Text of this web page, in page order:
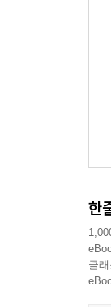
거
제
안
(3
없
다
휴
뿐
현
한
클